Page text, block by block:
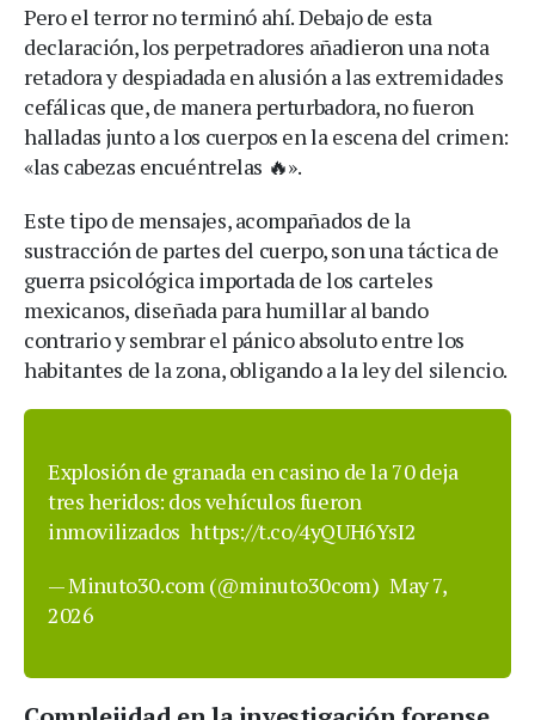
Pero el terror no terminó ahí. Debajo de esta
declaración, los perpetradores añadieron una nota
retadora y despiadada en alusión a las extremidades
cefálicas que, de manera perturbadora, no fueron
halladas junto a los cuerpos en la escena del crimen:
«las cabezas encuéntrelas 🔥».
Este tipo de mensajes, acompañados de la
sustracción de partes del cuerpo, son una táctica de
guerra psicológica importada de los carteles
mexicanos, diseñada para humillar al bando
contrario y sembrar el pánico absoluto entre los
habitantes de la zona, obligando a la ley del silencio.
Explosión de granada en casino de la 70 deja
tres heridos: dos vehículos fueron
inmovilizados https://t.co/4yQUH6YsI2
— Minuto30.com (@minuto30com) May 7,
2026